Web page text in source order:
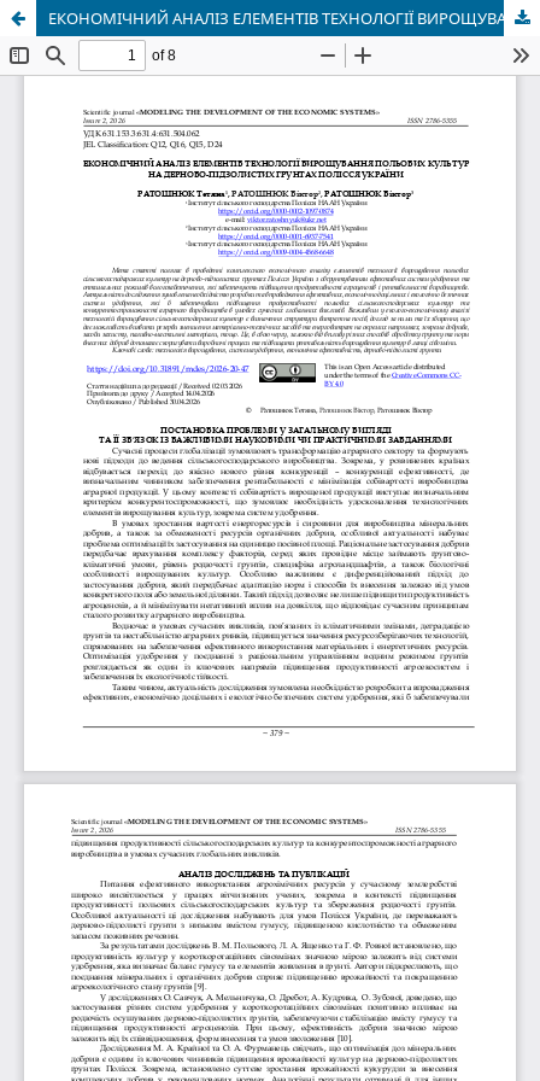
ЕКОНОМІЧНИЙ АНАЛІЗ ЕЛЕМЕНТІВ ТЕХНОЛОГІЇ ВИРОЩУВАННЯ ПОЛЬОВИХ КУЛЬТУР НА ДЕРНОВО-ПІДЗОЛИСТИХ ГРУНТАХ ПОЛІССЯ УКРАЇНИ